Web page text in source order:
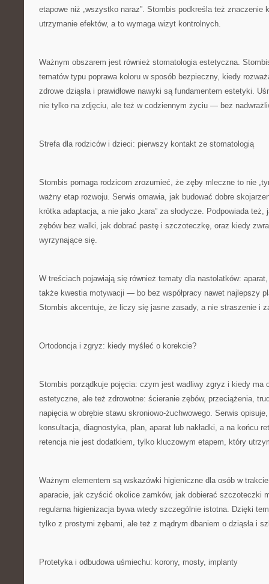
etapowe niż „wszystko naraz”. Stombis podkreśla też znaczenie
utrzymanie efektów, a to wymaga wizyt kontrolnych.
Ważnym obszarem jest również stomatologia estetyczna.
tematów typu poprawa koloru w sposób bezpieczny, kiedy
zdrowe dziąsła i prawidłowe nawyki są fundamentem estetyki.
nie tylko na zdjęciu, ale też w codziennym życiu — bez
Strefa dla rodziców i dzieci: pierwszy kontakt ze stomatologią
Stombis pomaga rodzicom zrozumieć, że zęby mleczne to nie
ważny etap rozwoju. Serwis omawia, jak budować dobre
krótka adaptacja, a nie jako „kara” za słodycze. Podpowiada
zębów bez walki, jak dobrać pastę i szczoteczkę, oraz kiedy
wyrzynające się.
W treściach pojawiają się również tematy dla nastolatków:
także kwestia motywacji — bo bez współpracy nawet najlepszy
Stombis akcentuje, że liczy się jasne zasady, a nie straszenie i
Ortodoncja i zgryz: kiedy myśleć o korekcie?
Stombis porządkuje pojęcia: czym jest wadliwy zgryz i kiedy ma
estetyczne, ale też zdrowotne: ścieranie zębów, przeciążenia,
napięcia w obrębie stawu skroniowo-żuchwowego. Serwis
konsultacja, diagnostyka, plan, aparat lub nakładki, a na końcu
retencja nie jest dodatkiem, tylko kluczowym etapem, który
Ważnym elementem są wskazówki higieniczne dla osób w
aparacie, jak czyścić okolice zamków, jak dobierać szczoteczki
regularna higienizacja bywa wtedy szczególnie istotna. Dzięki
tylko z prostymi zębami, ale też z mądrym dbaniem o dziąsła i
Protetyka i odbudowa uśmiechu: korony, mosty, implanty